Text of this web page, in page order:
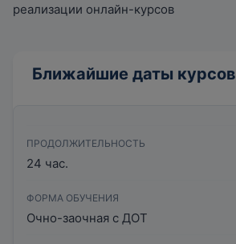
реализации онлайн-курсов
Ближайшие даты курсов
ПРОДОЛЖИТЕЛЬНОСТЬ
24 час.
ФОРМА ОБУЧЕНИЯ
Очно-заочная с ДОТ